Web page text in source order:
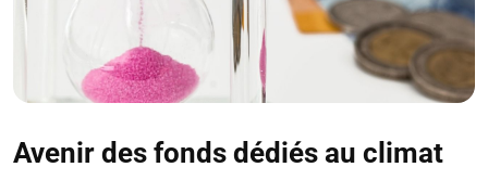
Avenir des fonds dédiés au climat